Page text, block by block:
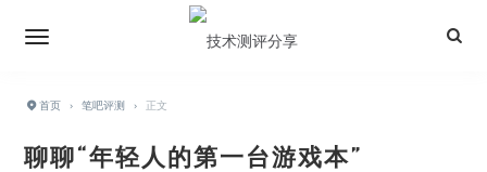
首页 › 笔吧评测 › 正文
聊聊“年轻人的第一台游戏本”